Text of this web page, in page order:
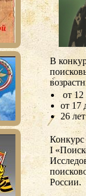
В
от
от 17
26
I
России.